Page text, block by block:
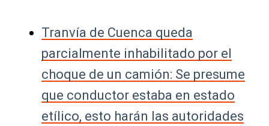
Tranvía de Cuenca queda
parcialmente inhabilitado por el
choque de un camión: Se presume
que conductor estaba en estado
etílico, esto harán las autoridades